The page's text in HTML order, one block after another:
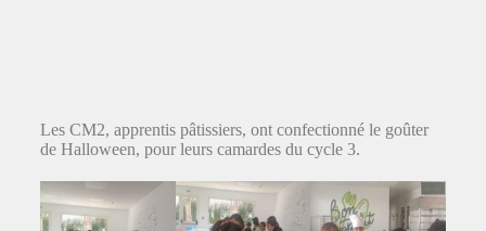
Les CM2, apprentis pâtissiers, ont confectionné le goûter
de Halloween, pour leurs camardes du cycle 3.